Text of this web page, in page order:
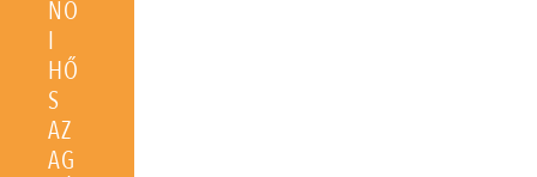
NŐ
I
HŐ
S
AZ
AG